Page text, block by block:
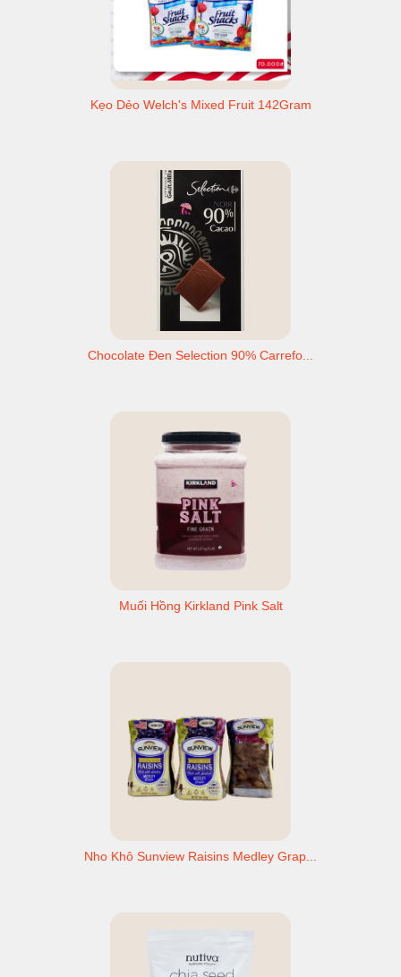
Kẹo Dẻo Welch's Mixed Fruit 142Gram
Chocolate Đen Selection 90% Carrefo...
Muối Hồng Kirkland Pink Salt
Nho Khô Sunview Raisins Medley Grap...